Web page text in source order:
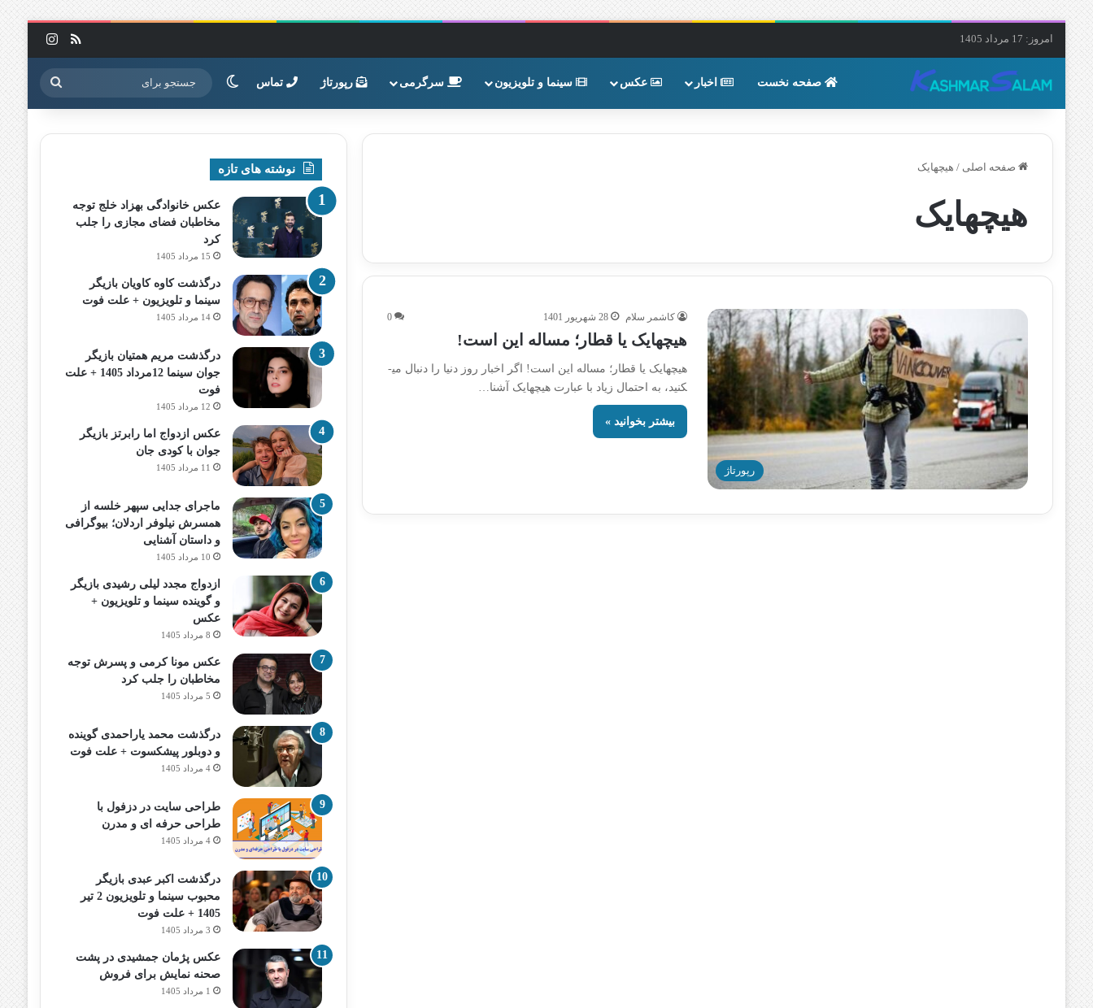
امروز: 17 مرداد 1405 خوراک
صفحه نخست اخبار عکس سینما و تلویزیون سرگرمی رپورتاژ تماس تغییر پوسته جستجو
برای
صفحه اصلی / هیچهایک
هیچهایک
رپورتاژ
کاشمر سلام 28 شهریور 1401 0
هیچهایک یا قطار؛ مساله این است!
هیچهایک یا قطار؛ مساله این است! اگر اخبار روز دنیا را دنبال می­
کنید، به احتمال زیاد با عبارت هیچهایک آشنا…
بیشتر بخوانید »
نوشته های تازه
عکس خانوادگی بهزاد خلج توجه
مخاطبان فضای مجازی را جلب
کرد
15 مرداد 1405
درگذشت کاوه کاویان بازیگر
سینما و تلویزیون + علت فوت
14 مرداد 1405
درگذشت مریم همتیان بازیگر
جوان سینما 12مرداد 1405 + علت
فوت
12 مرداد 1405
عکس ازدواج اما رابرتز بازیگر
جوان با کودی جان
11 مرداد 1405
ماجرای جدایی سپهر خلسه از
همسرش نیلوفر اردلان؛ بیوگرافی
و داستان آشنایی
10 مرداد 1405
ازدواج مجدد لیلی رشیدی بازیگر
و گوینده سینما و تلویزیون +
عکس
8 مرداد 1405
عکس مونا کرمی و پسرش توجه
مخاطبان را جلب کرد
5 مرداد 1405
درگذشت محمد یاراحمدی گوینده
و دوبلور پیشکسوت + علت فوت
4 مرداد 1405
طراحی سایت در دزفول با
طراحی حرفه‌ ای و مدرن
4 مرداد 1405
درگذشت اکبر عبدی بازیگر
محبوب سینما و تلویزیون 2 تیر
1405 + علت فوت
3 مرداد 1405
عکس پژمان جمشیدی در پشت
صحنه نمایش برای فروش
1 مرداد 1405